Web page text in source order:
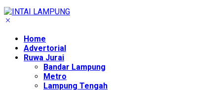
Home
Advertorial
Ruwa Jurai
Bandar Lampung
Metro
Lampung Tengah